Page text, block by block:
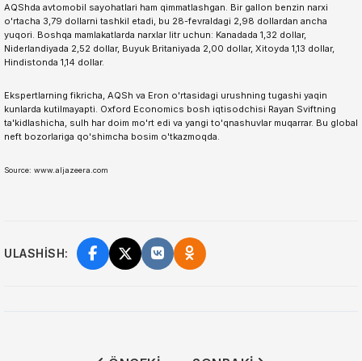
AQShda avtomobil sayohatlari ham qimmatlashgan. Bir gallon benzin narxi
o'rtacha 3,79 dollarni tashkil etadi, bu 28-fevraldagi 2,98 dollardan ancha
yuqori. Boshqa mamlakatlarda narxlar litr uchun: Kanadada 1,32 dollar,
Niderlandiyada 2,52 dollar, Buyuk Britaniyada 2,00 dollar, Xitoyda 1,13 dollar,
Hindistonda 1,14 dollar.
Ekspertlarning fikricha, AQSh va Eron o'rtasidagi urushning tugashi yaqin
kunlarda kutilmayapti. Oxford Economics bosh iqtisodchisi Rayan Sviftning
ta'kidlashicha, sulh har doim mo'rt edi va yangi to'qnashuvlar muqarrar. Bu global
neft bozorlariga qo'shimcha bosim o'tkazmoqda.
Source: www.aljazeera.com
ULASHISH: